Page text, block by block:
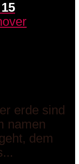
15
erde sind
namen
dem